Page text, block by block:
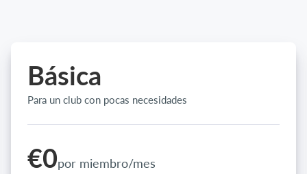
Básica
Para un club con pocas necesidades
€0por miembro/mes